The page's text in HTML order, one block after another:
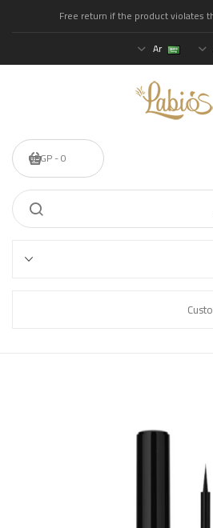
Free return if the product violates
Ar
0 - 0EGP